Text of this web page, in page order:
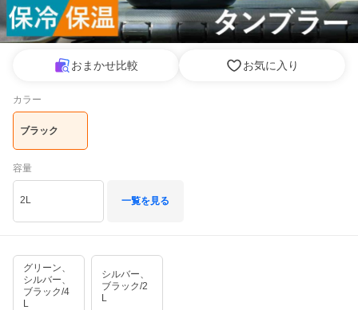
おまかせ比較 お気に入り
カラー
ブラック
容量
2L 一覧を見る
グリーン、
シルバー、
ブラック/4
L
シルバー、
ブラック/2
L